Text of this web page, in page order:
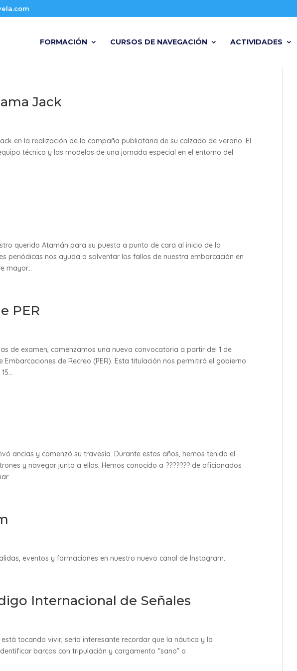
FORMACIÓN CURSOS DE NAVEGACIÓN ACTIVIDADES
Jack
en la realización de la campaña publicitaria de su calzado de verano. El
técnico y las modelos de una jornada especial en el entorno del
querido Atamán para su puesta a punto de cara al inicio de la
periódicas nos ayuda a solventar los fallos de nuestra embarcación en
mayor...
PER
de examen, comenzamos una nueva convocatoria a partir del 1 de
de Recreo (PER). Esta titulación nos permitirá el gobierno
anclas y comenzó su travesía. Durante estos años, hemos tenido el
y navegar junto a ellos. Hemos conocido a ??????? de aficionados
eventos y formaciones en nuestro nuevo canal de Instagram.
Internacional de Señales
tocando vivir, sería interesante recordar que la náutica y la
barcos con tripulación y cargamento “sano” o